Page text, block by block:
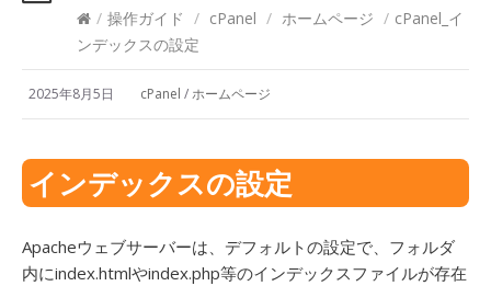
/ 操作ガイド / cPanel / ホームページ / cPanel_イ
ンデックスの設定
2025年8月5日 cPanel /ホームページ
インデックスの設定
Apacheウェブサーバーは、デフォルトの設定で、フォルダ
内にindex.htmlやindex.php等のインデックスファイルが存在